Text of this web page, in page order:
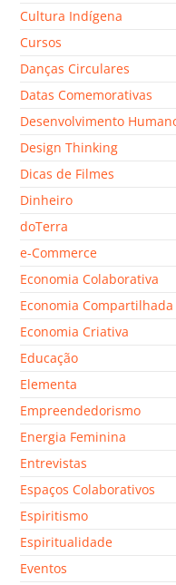
Cultura Indígena
Cursos
Danças Circulares
Datas Comemorativas
Desenvolvimento
Design Thinking
Dicas de Filmes
Dinheiro
doTerra
e-Commerce
Economia Colaborativa
Economia Compartilhada
Economia Criativa
Educação
Elementa
Empreendedorismo
Energia Feminina
Entrevistas
Espaços Colaborativos
Espiritismo
Espiritualidade
Eventos